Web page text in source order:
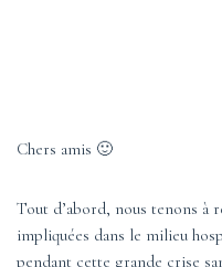
Chers amis 🙂
Tout d’abord, nous tenons à
impliquées dans le milieu
pendant cette grande crise